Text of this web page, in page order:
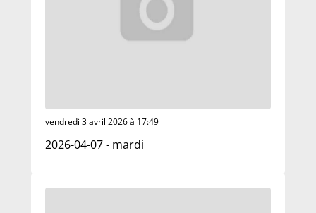
vendredi 3 avril 2026 à 17:49
2026-04-07 - mardi